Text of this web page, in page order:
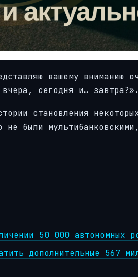
вашему вниманию
сегодня и… завтра?».
становления
были
50 000 автономных
дополнительные 567